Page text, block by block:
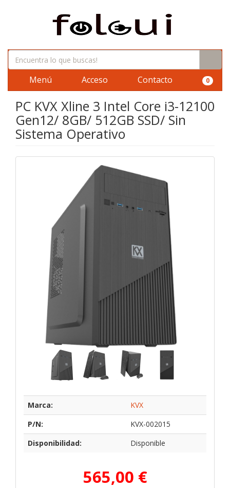
Menú Acceso Contacto 0
PC KVX Xline 3 Intel Core i3-12100
Gen12/ 8GB/ 512GB SSD/ Sin
Sistema Operativo
Marca:
KVX
P/N:
KVX-002015
Disponibilidad:
Disponible
565,00 €